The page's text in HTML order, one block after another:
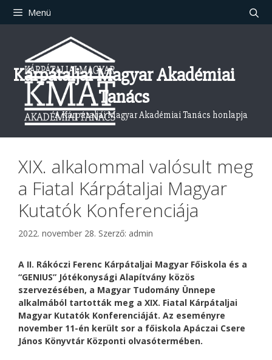
Menü
Kárpátaljai Magyar Akadémiai
Tanács
A Kárpátaljai Magyar Akadémiai Tanács honlapja
XIX. alkalommal valósult meg
a Fiatal Kárpátaljai Magyar
Kutatók Konferenciája
2022. november 28. Szerző: admin
A II. Rákóczi Ferenc Kárpátaljai Magyar Főiskola és a
“GENIUS” Jótékonysági Alapítvány közös
szervezésében, a Magyar Tudomány Ünnepe
alkalmából tartották meg a XIX. Fiatal Kárpátaljai
Magyar Kutatók Konferenciáját. Az eseményre
november 11-én került sor a főiskola Apáczai Csere
János Könyvtár Központi olvasótermében.